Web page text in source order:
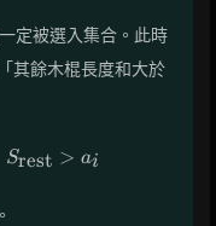
定被選入集合。此時
其餘木棍長度和大於
+ a_i >
Srest > ai